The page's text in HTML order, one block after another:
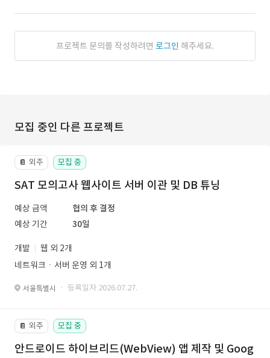
프로젝트 문의를 작성하려면 로그인 해주세요.
모집 중인 다른 프로젝트
📔 외주 모집 중
SAT 모의고사 웹사이트 서버 이관 및 DB 튜닝
예상 금액
협의 후 결정
예상 기간
30일
개발
웹 외 2개
네트워크ㆍ서버 운영 외 1개
서울특별시 · 등록일자 2026.07.27.
📔 외주 모집 중
안드로이드 하이브리드(WebView) 앱 제작 및 Goog